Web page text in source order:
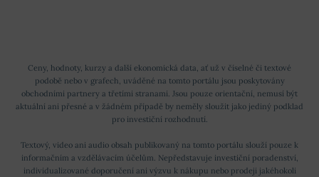
Ceny, hodnoty, kurzy a další ekonomická data, ať už v číselné či textové
podobě nebo v grafech, uváděné na tomto portálu jsou poskytovány
obchodními partnery a třetími stranami. Jsou pouze orientační, nemusí být
aktuální ani přesné a v žádném případě by neměly sloužit jako jediný podklad
pro investiční rozhodnutí.
Textový, video ani audio obsah publikovaný na tomto portálu slouží pouze k
informačním a vzdělávacím účelům. Nepředstavuje investiční poradenství,
individualizované doporučení ani výzvu k nákupu nebo prodeji jakéhokoli